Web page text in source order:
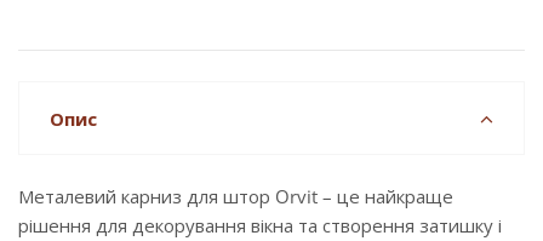
Опис
Металевий карниз для штор Orvit – це найкраще
рішення для декорування вікна та створення затишку і